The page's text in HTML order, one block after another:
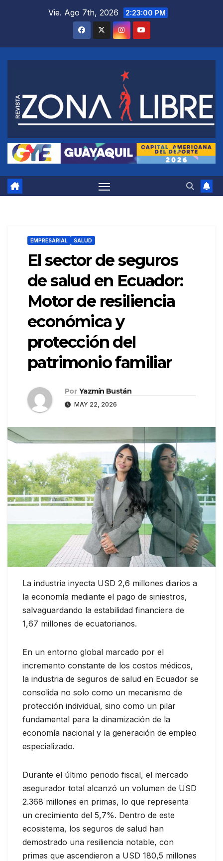
Vie. Ago 7th, 2026 2:23:01 PM
EMPRESARIAL SALUD
El sector de seguros
de salud en Ecuador:
Motor de resiliencia
económica y
protección del
patrimonio familiar
Por Yazmín Bustán
MAY 22, 2026
La industria inyecta USD 2,6 millones diarios a
la economía mediante el pago de siniestros,
salvaguardando la estabilidad financiera de
1,67 millones de ecuatorianos.
En un entorno global marcado por el
incremento constante de los costos médicos,
la industria de seguros de salud en Ecuador se
consolida no solo como un mecanismo de
protección individual, sino como un pilar
fundamental para la dinamización de la
economía nacional y la generación de empleo
especializado.
Durante el último periodo fiscal, el mercado
asegurador total alcanzó un volumen de USD
2.368 millones en primas, lo que representa
un crecimiento del 5,7%. Dentro de este
ecosistema, los seguros de salud han
demostrado una resiliencia notable, con
primas que ascendieron a USD 180,5 millones